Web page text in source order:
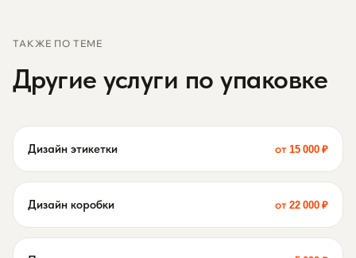
визуализаторам.
ТАКЖЕ ПО ТЕМЕ
Другие услуги по упаковке
Дизайн этикетки от 15 000 ₽
Дизайн коробки от 22 000 ₽